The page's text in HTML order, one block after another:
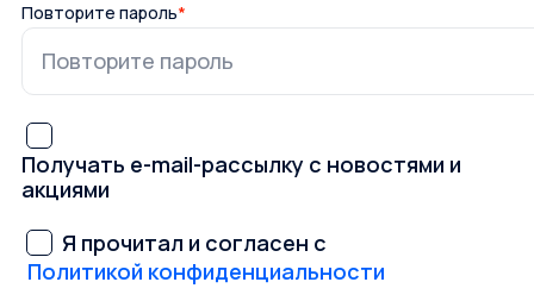
Повторите пароль*
Получать e-mail-рассылку с новостями и
акциями
Я прочитал и согласен с
Политикой конфиденциальности